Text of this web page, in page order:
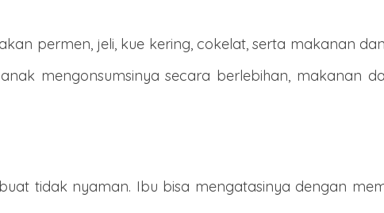
permen, jeli, kue kering, cokelat, serta makanan
mengonsumsinya secara berlebihan, makanan
tidak nyaman. Ibu bisa mengatasinya dengan